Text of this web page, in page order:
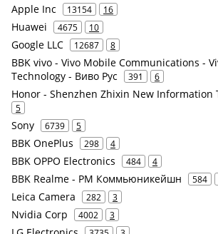
Apple Inc 13154 16
Huawei 4675 10
Google LLC 12687 8
BBK vivo - Vivo Mobile Communications -
Technology - Виво Рус
391 6
Honor - Shenzhen Zhixin New Information
5
Sony 6739 5
BBK OnePlus 298 4
BBK OPPO Electronics 484 4
BBK Realme - РМ Коммьюникейшн 584
Leica Camera 282 3
Nvidia Corp 4002 3